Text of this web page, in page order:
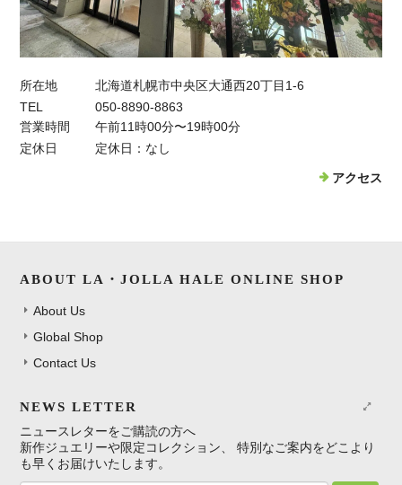
所在地
北海道札幌市中央区大通西20丁目1-6
TEL
050-8890-8863
営業時間
午前11時00分〜19時00分
定休日
定休日：なし
アクセス
ABOUT LA・JOLLA HALE ONLINE SHOP
About Us
Global Shop
Contact Us
NEWS LETTER
ニュースレターをご購読の方へ
新作ジュエリーや限定コレクション、 特別なご案内をどこより
も早くお届けいたします。